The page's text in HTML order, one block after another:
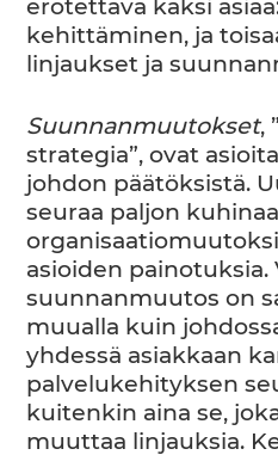
erotettava kaksi
kehittäminen, ja
linjaukset ja
Suunnanmuutokset,
strategia”, ovat
johdon päätöksistä.
seuraa paljon
asioiden painotuksia.
suunnanmuutos on
muualla kuin
yhdessä asiakkaan
palvelukehityksen
kuitenkin aina se,
muuttaa linjauksia.